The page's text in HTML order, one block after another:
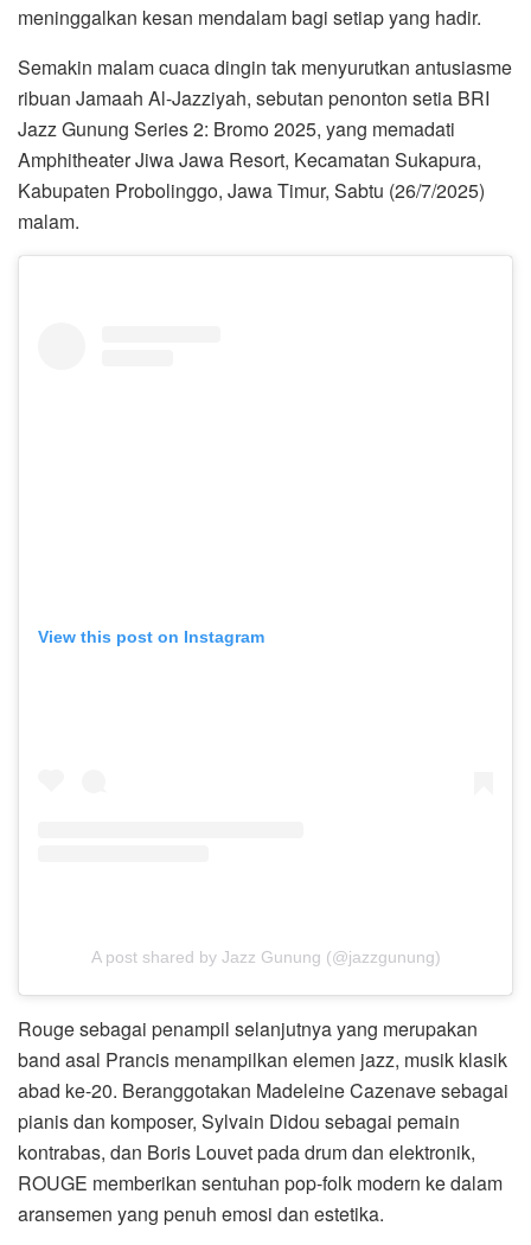
meninggalkan kesan mendalam bagi setiap yang hadir.
Semakin malam cuaca dingin tak menyurutkan antusiasme
ribuan Jamaah Al-Jazziyah, sebutan penonton setia BRI
Jazz Gunung Series 2: Bromo 2025, yang memadati
Amphitheater Jiwa Jawa Resort, Kecamatan Sukapura,
Kabupaten Probolinggo, Jawa Timur, Sabtu (26/7/2025)
malam.
View this post on Instagram
A post shared by Jazz Gunung (@jazzgunung)
Rouge sebagai penampil selanjutnya yang merupakan
band asal Prancis menampilkan elemen jazz, musik klasik
abad ke-20. Beranggotakan Madeleine Cazenave sebagai
pianis dan komposer, Sylvain Didou sebagai pemain
kontrabas, dan Boris Louvet pada drum dan elektronik,
ROUGE memberikan sentuhan pop-folk modern ke dalam
aransemen yang penuh emosi dan estetika.